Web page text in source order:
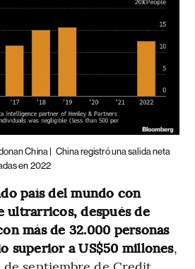
China | China registró una salida neta
en 2022
país del mundo con
ultrarricos, después de
más de 32.000 personas
superior a US$50 millones,